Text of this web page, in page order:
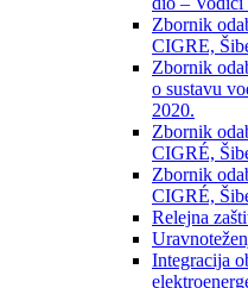
Zbornik
CIGRE,
Zbornik
o sustavu
2020.
Zbornik
CIGRÉ,
Zbornik
CIGRÉ,
Relejna
Integracija